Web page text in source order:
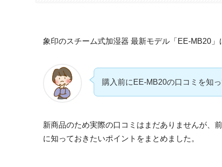
象印のスチーム式加湿器 最新モデル「EE-MB20
購入前にEE-MB20の口コミを知
新商品のため実際の口コミはまだありませんが、
に知っておきたいポイントをまとめました。